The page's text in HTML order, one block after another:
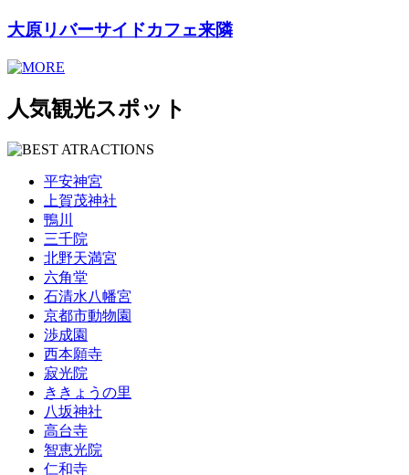
大原リバーサイドカフェ来隣
人気観光スポット
平安神宮
上賀茂神社
鴨川
三千院
北野天満宮
六角堂
石清水八幡宮
京都市動物園
渉成園
西本願寺
寂光院
ききょうの里
八坂神社
高台寺
智恵光院
仁和寺